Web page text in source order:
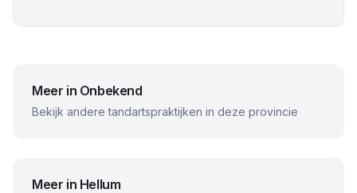
Meer in Onbekend
Bekijk andere tandartspraktijken in deze provincie
Meer in Hellum